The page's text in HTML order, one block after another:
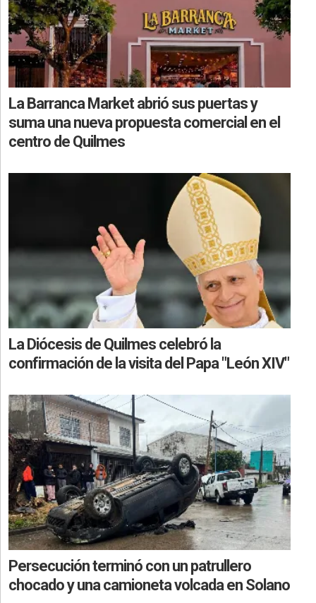
La Barranca Market abrió sus puertas y
suma una nueva propuesta comercial en el
centro de Quilmes
La Diócesis de Quilmes celebró la
confirmación de la visita del Papa "León XIV"
Persecución terminó con un patrullero
chocado y una camioneta volcada en Solano